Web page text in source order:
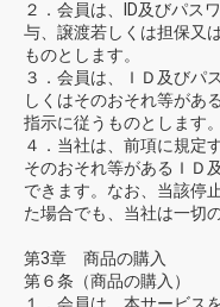
２．会員は、ID及びパス
与、譲渡若しくは担保又
ものとします。
３．会員は、ＩＤ及びパ
しくはそのおそれ等があ
指示に従うものとします。
４．当社は、前項に規定
そのおそれ等があるＩＤ
できます。なお、当該停
た場合でも、当社は一切
第3章 商品の購入
第６条（商品の購入）